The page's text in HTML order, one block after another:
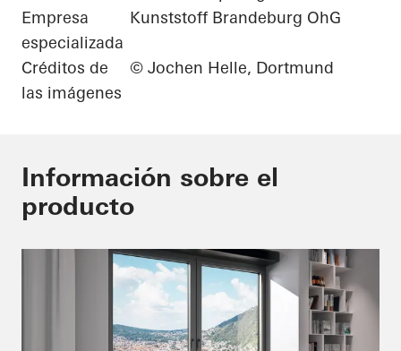
Empresa
especializada
Kunststoff Brandeburg OhG
Créditos de
las imágenes
© Jochen Helle, Dortmund
Información sobre el
producto